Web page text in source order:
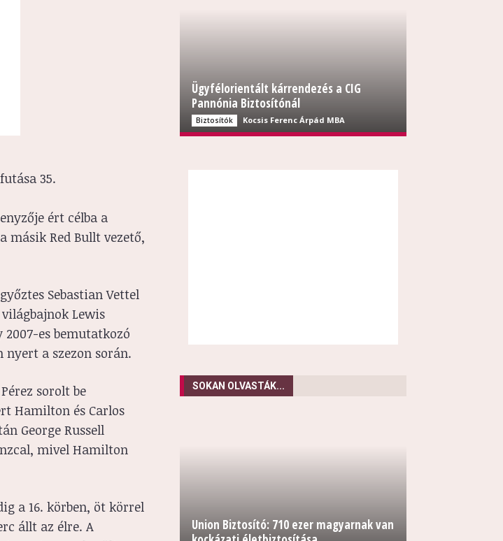
35.
ért célba a
másik Red Bullt vezető,
Sebastian Vettel
Lewis
es bemutatkozó
nyert a szezon során.
sorolt be
Hamilton és Carlos
George Russell
mivel Hamilton
a 16. körben, öt körrel
állt az élre. A
Ügyfélorientált kárrendezés a CIG
Pannónia Biztosítónál
Biztosítók Kocsis Ferenc Árpád MBA
SOKAN OLVASTÁK...
Union Biztosító: 710 ezer magyarnak van